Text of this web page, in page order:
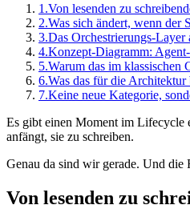
1.Von lesenden zu
2.Was sich ändert, wenn der
3.Das Orchestrierungs-
4.Konzept-Diagramm:
5.Warum das im
6.Was das für die Architektur
7.Keine neue Kategorie,
Es gibt einen Moment im Lifecycle
anfängt, sie zu schreiben.
Genau da sind wir gerade. Und die
Von lesenden zu